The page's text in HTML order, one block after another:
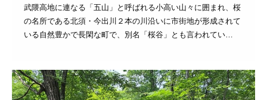
武隈高地に連なる「五山」と呼ばれる小高い山々に囲まれ、桜
の名所である北須・今出川２本の川沿いに市街地が形成されて
いる自然豊かで長閑な町で、別名「桜谷」とも言われてい…